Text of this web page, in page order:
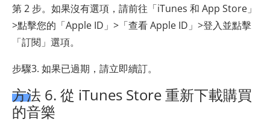
第 2 步。如果沒有選項，請前往「iTunes 和 App Store」
>點擊您的「Apple ID」>「查看 Apple ID」>登入並點擊
「訂閱」選項。
步驟3. 如果已過期，請立即續訂。
方法 6. 從 iTunes Store 重新下載購買
的音樂